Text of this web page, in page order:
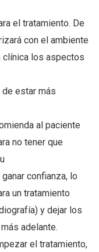
el tratamiento. De
con el ambiente
clínica los aspectos
de estar más
al paciente
no tener que
confianza, lo
un tratamiento
y dejar los
adelante.
el tratamiento,